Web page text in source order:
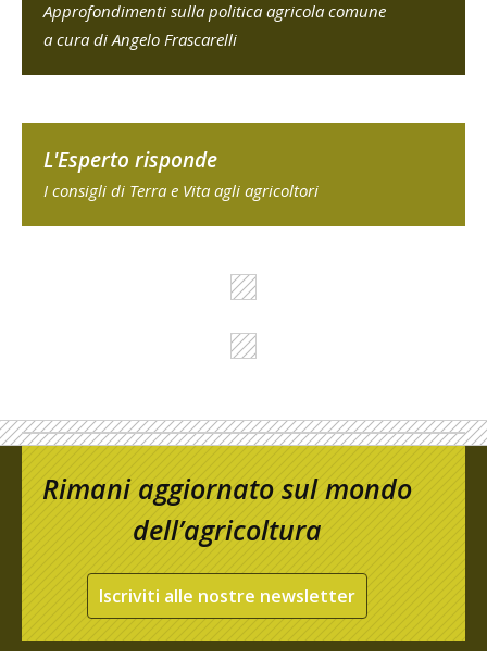
Approfondimenti sulla politica agricola comune
a cura di Angelo Frascarelli
L'Esperto risponde
I consigli di Terra e Vita agli agricoltori
Rimani aggiornato sul mondo
dell’agricoltura
Iscriviti alle nostre newsletter